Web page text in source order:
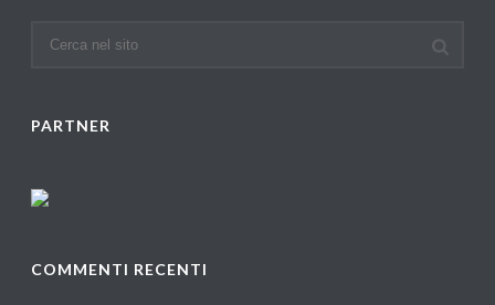
PARTNER
COMMENTI RECENTI